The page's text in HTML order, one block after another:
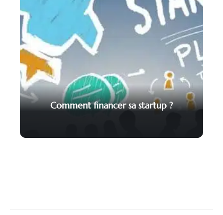
Comment financer sa startup ?